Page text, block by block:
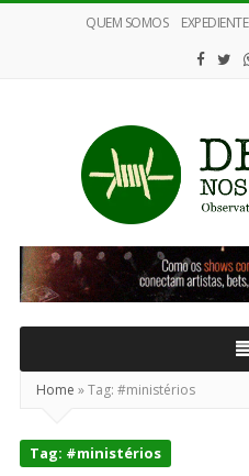
QUEM SOMOS EXPEDIENTE
De
Olho
nos
Home »Tag: #ministérios
Tag: #ministérios